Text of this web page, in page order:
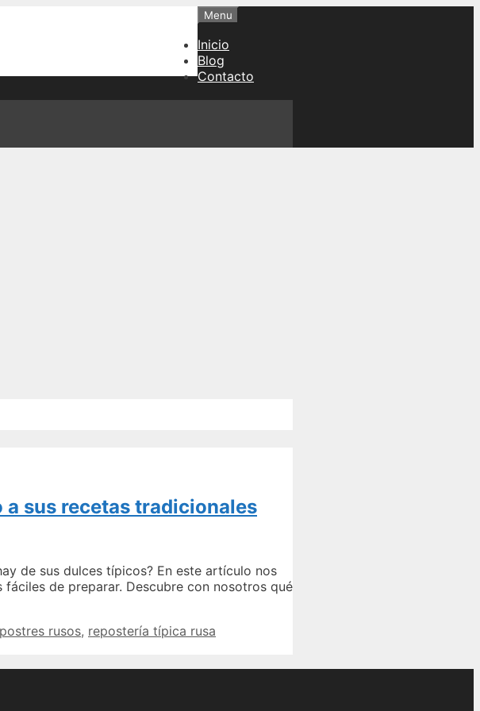
Menu
Inicio
Blog
Contacto
sus recetas tradicionales
de sus dulces típicos? En este artículo nos
de preparar. Descubre con nosotros qué
postres rusos, repostería típica rusa